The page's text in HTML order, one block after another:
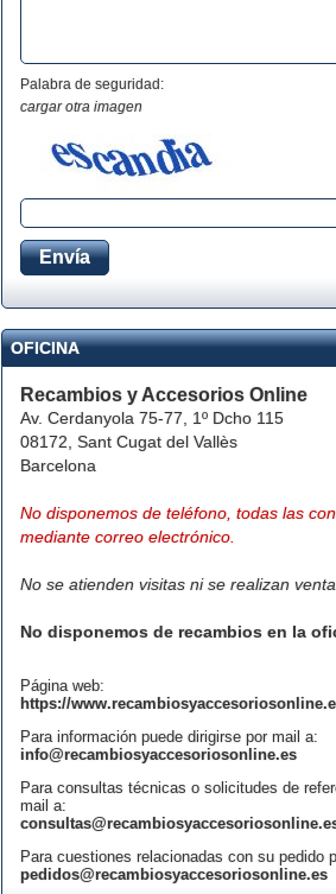
Palabra de seguridad:
cargar otra imagen
OFICINA
Recambios y Accesorios Online
Av. Cerdanyola 75-77, 1º Dcho 115
08172, Sant Cugat del Vallès
Barcelona
No disponemos de teléfono, todas las
mediante correo electrónico.
No se atienden visitas ni se realizan
No disponemos de recambios en la
Página web:
https://
Para información puede dirigirse por mail a:
info@recambiosyaccesoriosonline.es
Para consultas técnicas o solicitudes de
mail a:
Para cuestiones relacionadas con su pedido
pedidos@recambiosyaccesoriosonline.es